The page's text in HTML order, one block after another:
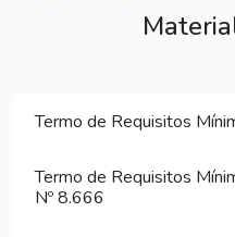
Termo de Requisitos
Termo de Requisitos
Nº 8.666